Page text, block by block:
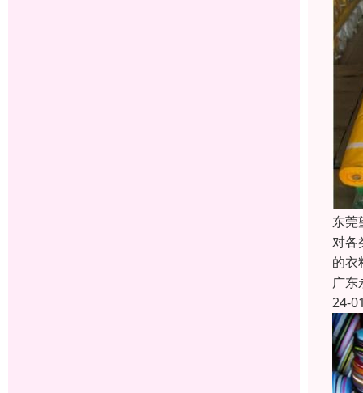
东莞
对各
的衣
广东
24-